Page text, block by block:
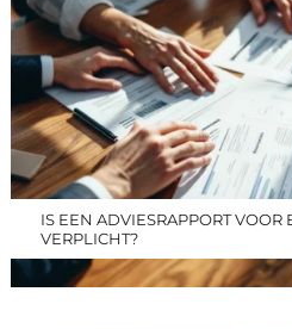
IS EEN ADVIESRAPPORT VOOR
VERPLICHT?